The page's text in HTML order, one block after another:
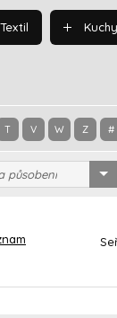
Textil
T V W Z #
působení